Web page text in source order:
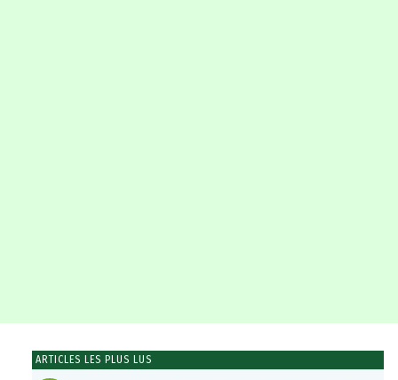
ARTICLES LES PLUS LUS